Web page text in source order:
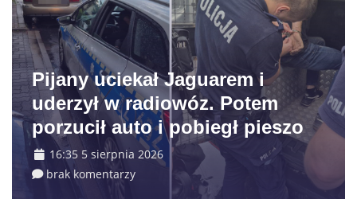
Pijany uciekał Jaguarem i
uderzył w radiowóz. Potem
porzucił auto i pobiegł pieszo
16:35 5 sierpnia 2026
brak komentarzy